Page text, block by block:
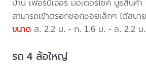
บ้าน เฟอร์นิเจอร์ มอเตอร์ไซค์ บูธสินค้
สามารถเข้าตรอกซอกซอยเล็กๆ ได้สบา
ขนาด ส. 2.2 ม. - ก. 1.6 ม. - ล. 2.2 ม.
รถ 4 ล้อใหญ่